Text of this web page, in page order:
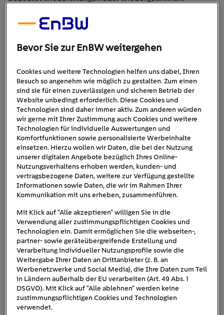
lässt sich dank Rekuperation speichern und wieder für
Autos, dass ihr Akku länger hält.
Wozu dient Rekuperation bei einem
Elektroauto?
In einem Auto wird beim Bremsen viel Bewegungsenergie
in Wärme umgewandelt. Denn die Reibung der
Bremsscheiben lässt Hitze entstehen, die in einem
herkömmlichen Fahrzeug ungenutzt verfliegt. In einem E-
Auto hingegen laufen diese Prozessebesonders
effizientab, indem derElektromotor als Generator
fungiert. Bremsenergie, die praktisch nebenbei entsteht,
wieder für den Antrieb nutzen: Das ist die Idee hinter der
Wer die Rückgewinnung voll ausschöpft und zusätzlich
vorausschauend und vernünftig fährt, kann so seine
Reichweite erhöhenund den Akku immer wieder ein
klein wenig aufladen. Wichtig ist: Die Rekuperation füllt
diesen zwar zwischendurch auf, kann aber die gesamte
Fahrstrommenge nicht ersetzen – ein regelmäßiger Stopp
an der Ladesäule bleibt daher unumgänglich. Dennoch
lässt sich etwa
Bevor Sie zur EnBW weitergehen
Cookies und weitere Technologien helfen uns dabei, Ihren
Besuch so angenehm wie möglich zu gestalten. Zum einen
sind sie für einen zuverlässigen und sicheren Betrieb der
Website unbedingt erforderlich. Diese Cookies und
Technologien sind daher immer aktiv. Zum anderen würden
wir gerne mit Ihrer Zustimmung auch Cookies und weitere
Technologien für individuelle Auswertungen und
Komfortfunktionen sowie personalisierte Werbeinhalte
einsetzen. Hierzu wollen wir Daten, die bei der Nutzung
unserer digitalen Angebote bezüglich Ihres Online-
Nutzungsverhaltens erhoben werden, kunden- und
vertragsbezogene Daten, weitere zur Verfügung gestellte
Informationen sowie Daten, die wir im Rahmen Ihrer
Kommunikation mit uns erheben, zusammenführen.
Mit Klick auf "Alle akzeptieren" willigen Sie in die
Verwendung aller zustimmungspflichtigen Cookies und
Technologien ein. Damit ermöglichen Sie die webseiten-,
partner- sowie geräteübergreifende Erstellung und
Verarbeitung individueller Nutzungsprofile sowie die
Weitergabe Ihrer Daten an Drittanbieter (z. B. an
Werbenetzwerke und Social Media), die Ihre Daten zum Teil
in Ländern außerhalb der EU verarbeiten (Art. 49 Abs. 1
DSGVO). Mit Klick auf "Alle ablehnen" werden keine
zustimmungspflichtigen Cookies und Technologien
verwendet.